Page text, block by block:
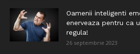
Oamenii inteligenti
enerveaza pentru ca
regula!
26 septembrie 2023